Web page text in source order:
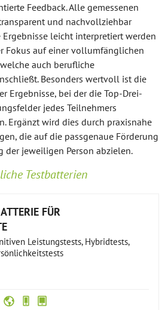
Feedback. Alle gemessenen
und nachvollziehbar
leicht interpretiert werden
Fokus auf einer vollumfänglichen
auch berufliche
Besonders wertvoll ist die
Ergebnisse, bei der die Top-Drei-
jedes Teilnehmers
Ergänzt wird dies durch praxisnahe
die auf die passgenaue Förderung
der jeweiligen Person abzielen.
Testbatterien
FÜR
Leistungstests, Hybridtests,